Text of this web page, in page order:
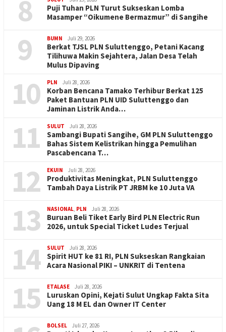
8
Puji Tuhan PLN Turut Sukseskan Lomba
Masamper “Oikumene Bermazmur” di Sangihe
9 BUMN Juli 29, 2026
Berkat TJSL PLN Suluttenggo, Petani Kacang
Tilihuwa Makin Sejahtera, Jalan Desa Telah
Mulus Dipaving
10 PLN Juli 28, 2026
Korban Bencana Tamako Terhibur Berkat 125
Paket Bantuan PLN UID Suluttenggo dan
Jaminan Listrik Anda…
11 SULUT Juli 28, 2026
Sambangi Bupati Sangihe, GM PLN Suluttenggo
Bahas Sistem Kelistrikan hingga Pemulihan
Pascabencana T…
12 EKUIN Juli 28, 2026
Produktivitas Meningkat, PLN Suluttenggo
Tambah Daya Listrik PT JRBM ke 10 Juta VA
13 NASIONAL, PLN Juli 28, 2026
Buruan Beli Tiket Early Bird PLN Electric Run
2026, untuk Special Ticket Ludes Terjual
14 SULUT Juli 28, 2026
Spirit HUT ke 81 RI, PLN Sukseskan Rangkaian
Acara Nasional PIKI – UNKRIT di Tentena
15 ETALASE Juli 28, 2026
Luruskan Opini, Kejati Sulut Ungkap Fakta Sita
Uang 18 M EL dan Owner IT Center
BOLSEL Juli 27, 2026